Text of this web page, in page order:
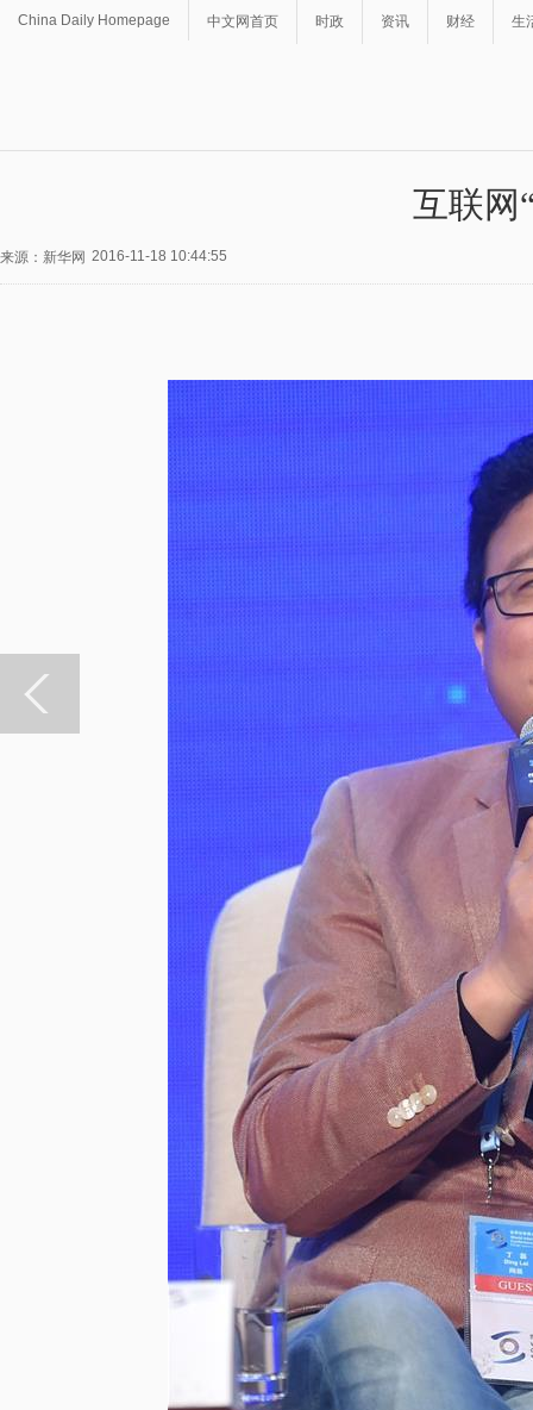
China Daily Homepage 中文网首页 时政 资讯 财经 生
互联网
来源：新华网 2016-11-18 10:44:55